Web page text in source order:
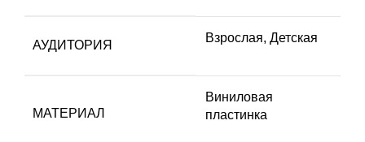
АУДИТОРИЯ
Взрослая, Детская
МАТЕРИАЛ
Виниловая
пластинка